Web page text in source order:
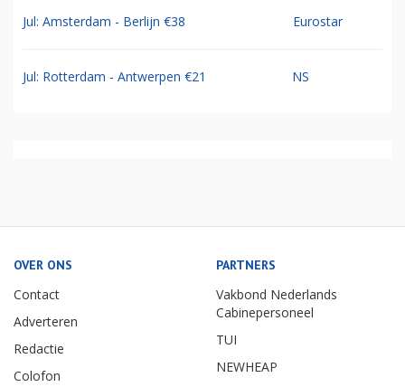
Jul: Amsterdam - Berlijn €38 Eurostar
Jul: Rotterdam - Antwerpen €21 NS
OVER ONS
Contact
Adverteren
Redactie
Colofon
PARTNERS
Vakbond Nederlands
Cabinepersoneel
TUI
NEWHEAP